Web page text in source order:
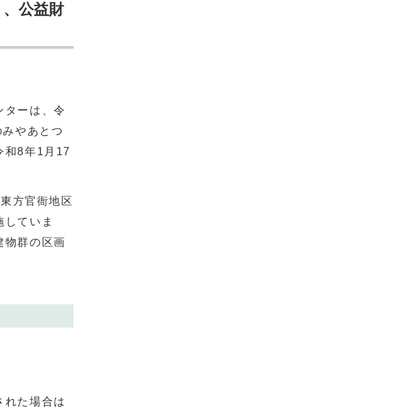
公益財
ーは、令
やあとつ
和8年1月17
方官衙地区
ていま
物群の区画
れた場合は